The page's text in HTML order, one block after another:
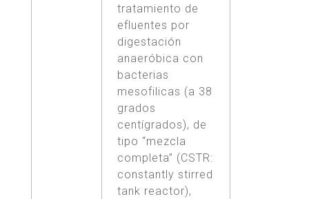
tratamiento de
efluentes por
digestación
anaeróbica con
bacterias
mesofilicas (a 38
grados
centígrados), de
tipo “mezcla
completa” (CSTR:
constantly stirred
tank reactor),